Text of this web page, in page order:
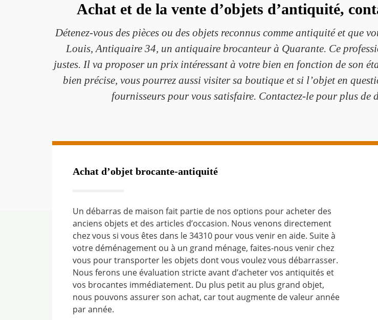
Achat et de la vente d’objets d’antiquité,
Détenez-vous des pièces ou des objets reconnus comme antiquité et que
Louis, Antiquaire 34, un antiquaire brocanteur à Quarante. Ce
justes. Il va proposer un prix intéressant à votre bien en fonction de son
bien précise, vous pourrez aussi visiter sa boutique et si l’objet en
fournisseurs pour vous satisfaire. Contactez-le pour plus de
Achat d’objet brocante-antiquité
Un débarras de maison fait partie de nos options pour acheter des
anciens objets et des articles d’occasion. Nous venons directement
chez vous si vous êtes dans le 34310 pour vous venir en aide. Suite à
votre déménagement ou à un grand ménage, faites-nous venir chez
vous pour transporter les objets dont vous voulez vous débarrasser.
Nous ferons une évaluation stricte avant d’acheter vos antiquités et
vos brocantes immédiatement. Du plus petit au plus grand objet,
nous pouvons assurer son achat, car tout augmente de valeur année
par année.